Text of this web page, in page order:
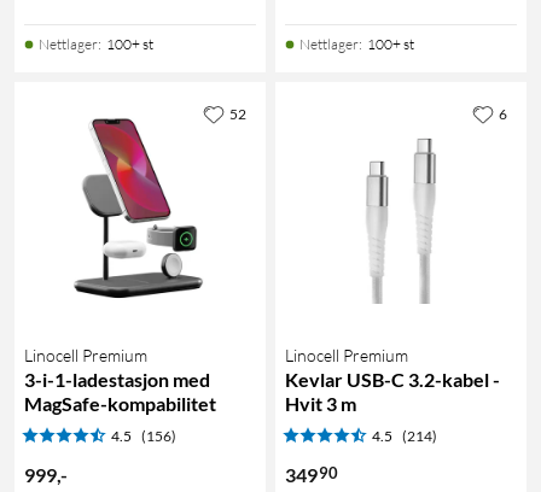
Nettlager: 100+ st Nettlager: 100+ st
Linocell Premium
3-i-1-ladestasjon med
MagSafe-kompabilitet
4.5 (156)
999,-
52
Linocell Premium
Kevlar USB-C 3.2-kabel -
Hvit 3 m
4.5 (214)
34990
6